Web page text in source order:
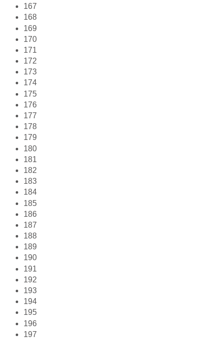
167
168
169
170
171
172
173
174
175
176
177
178
179
180
181
182
183
184
185
186
187
188
189
190
191
192
193
194
195
196
197